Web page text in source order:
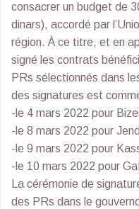
consacrer un budget de
dinars), accordé par
région. À ce titre, et en
signé les contrats
PRs sélectionnés dans
des signatures est
-le 4 mars 2022 pour
-le 8 mars 2022 pour
-le 9 mars 2022 pour
-le 10 mars 2022 pour
La cérémonie de
des PRs dans le